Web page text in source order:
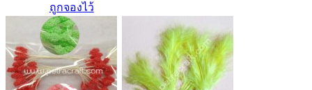
ถูกจองไว้